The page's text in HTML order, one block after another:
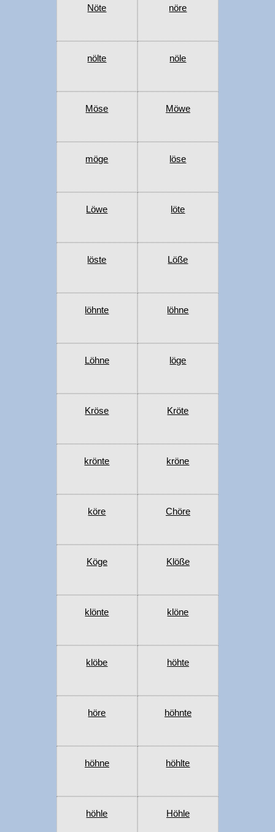
Nöte nöre
nölte nöle
Möse Möwe
möge löse
Löwe löte
löste Löße
löhnte löhne
Löhne löge
Kröse Kröte
krönte kröne
köre Chöre
Köge Klöße
klönte klöne
klöbe höhte
höre höhnte
höhne höhlte
höhle Höhle